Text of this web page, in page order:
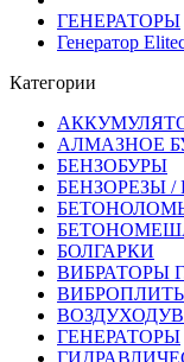
ГЕНЕРАТОРЫ
Генератор
Категории
АЛМАЗНОЕ
БЕНЗОБУРЫ
БЕНЗОРЕЗЫ
БОЛГАРКИ
ВИБРАТОРЫ
ГЕНЕРАТОРЫ